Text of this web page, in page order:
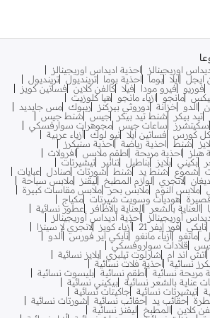
اوريجينالز
احذية اديداس اوريجينالز
ايجل ايلا بوما احذية بوما ترينديول ترينديول
فوريو فيرو مودا فيلا كالفن كلاين فساتين كويز
مانجو ازياء مانجو
هيا كلوزيت
الدو خزانة دوروثي بيركنز ريبوك مس جايديد
تيد بيكر شنط تيد بيكر جيس
شنط جيس
سكيتشرز ساعات جيس مجوهرات سوارفسكي
كورس فساتين ايلا نيو لوك أزياء عربية
شنط احذية رياضة
احذية سنيكرز
احذية مريحة اطقم ملابس
افرولات
بكيني بلايز بناطيل تنانير
تيشيرتات
شموع شنط يد شنط شورتات صنادل
عبايات
لانجري لوازم المطبخ ليقنز
ملابس سباحة
ملابس النوم ملابس بحر ملابس مقاسات كبيرة
هوديات وسويت شيرتات مكياج
العناية بالشعر العناية بالأظافر
عطور نسائية
أوريجينالز
أحذية أديداس أوريجينالز
نايكي فور إيفر 21 أزياء كويز
لانجري لا سينزا
مانغو أزياء مانغو نايكي اير فورس ألدو
قلادات سواروفسكي
اتش اند ام شارلوت تيلبري بلايز نسائية
نسائية أحذية فلات نسائية
مريحة نسائية أطقم نسائية بليسوت نسائية
عناية بالشعر نسائية بيكيني نسائية
تيشيرتات نسائية جاكيتات نسائية
حقائب يد حقائب نسائية
شورتات نسائية
كلاين المطبخ
ليقنز نسائية